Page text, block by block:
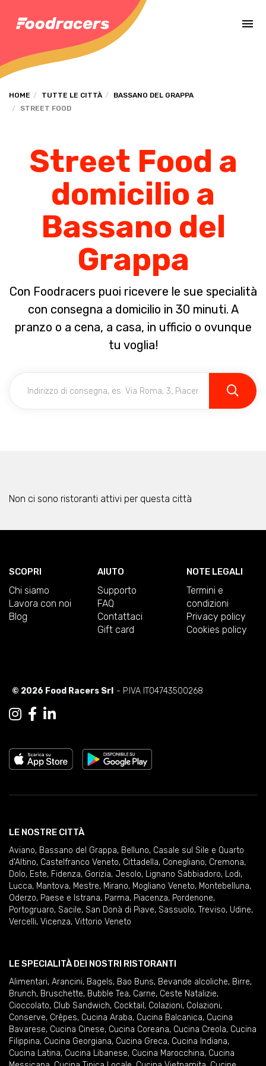
HOME TUTTE LE CITTÀ
BASSANO DEL GRAPPA
STREET FOOD
Street Food a
domicilio a
Bassano del
Grappa
Con Foodracers puoi ricevere le sue specialità
con consegna a domicilio in 30 minuti. A
pranzo o a cena, a casa, in ufficio o ovunque
tu voglia!
Non ci sono ristoranti attivi per questa città
SCOPRI
Chi siamo
Lavora con noi
Blog
AIUTO
Supporto
FAQ
Contattaci
Gift card
NOTE LEGALI
Termini e
condizioni
Privacy policy
Cookies policy
© 2026 Food Racers Srl - P.IVA IT04743500268
LE NOSTRE CITTÀ
Aviano, Bassano del Grappa, Belluno, Casale sul Sile e Quarto
d'Altino, Castelfranco Veneto, Cittadella, Conegliano, Cremona,
Dolo, Este, Fidenza, Gorizia, Jesolo, Lignano Sabbiadoro, Lodi,
Lucca, Mantova, Mestre, Mirano, Mogliano Veneto, Montebelluna,
Oderzo, Paese e Istrana, Parma, Piacenza, Pordenone,
Portogruaro, Sacile, San Donà di Piave, Sassuolo, Treviso, Udine,
Vercelli, Vicenza, Vittorio Veneto
LE SPECIALITÀ DEI NOSTRI RISTORANTI
Alimentari, Arancini, Bagels, Bao Buns, Bevande alcoliche, Birre,
Brunch, Bruschette, Bubble Tea, Carne, Ceste Natalizie,
Cioccolato, Club Sandwich, Cocktail , Colazioni, Colazioni,
Conserve, Crêpes, Cucina Araba, Cucina Balcanica, Cucina
Bavarese, Cucina Cinese, Cucina Coreana, Cucina Creola, Cucina
Filippina, Cucina Georgiana, Cucina Greca, Cucina Indiana,
Cucina Latina, Cucina Libanese, Cucina Marocchina, Cucina